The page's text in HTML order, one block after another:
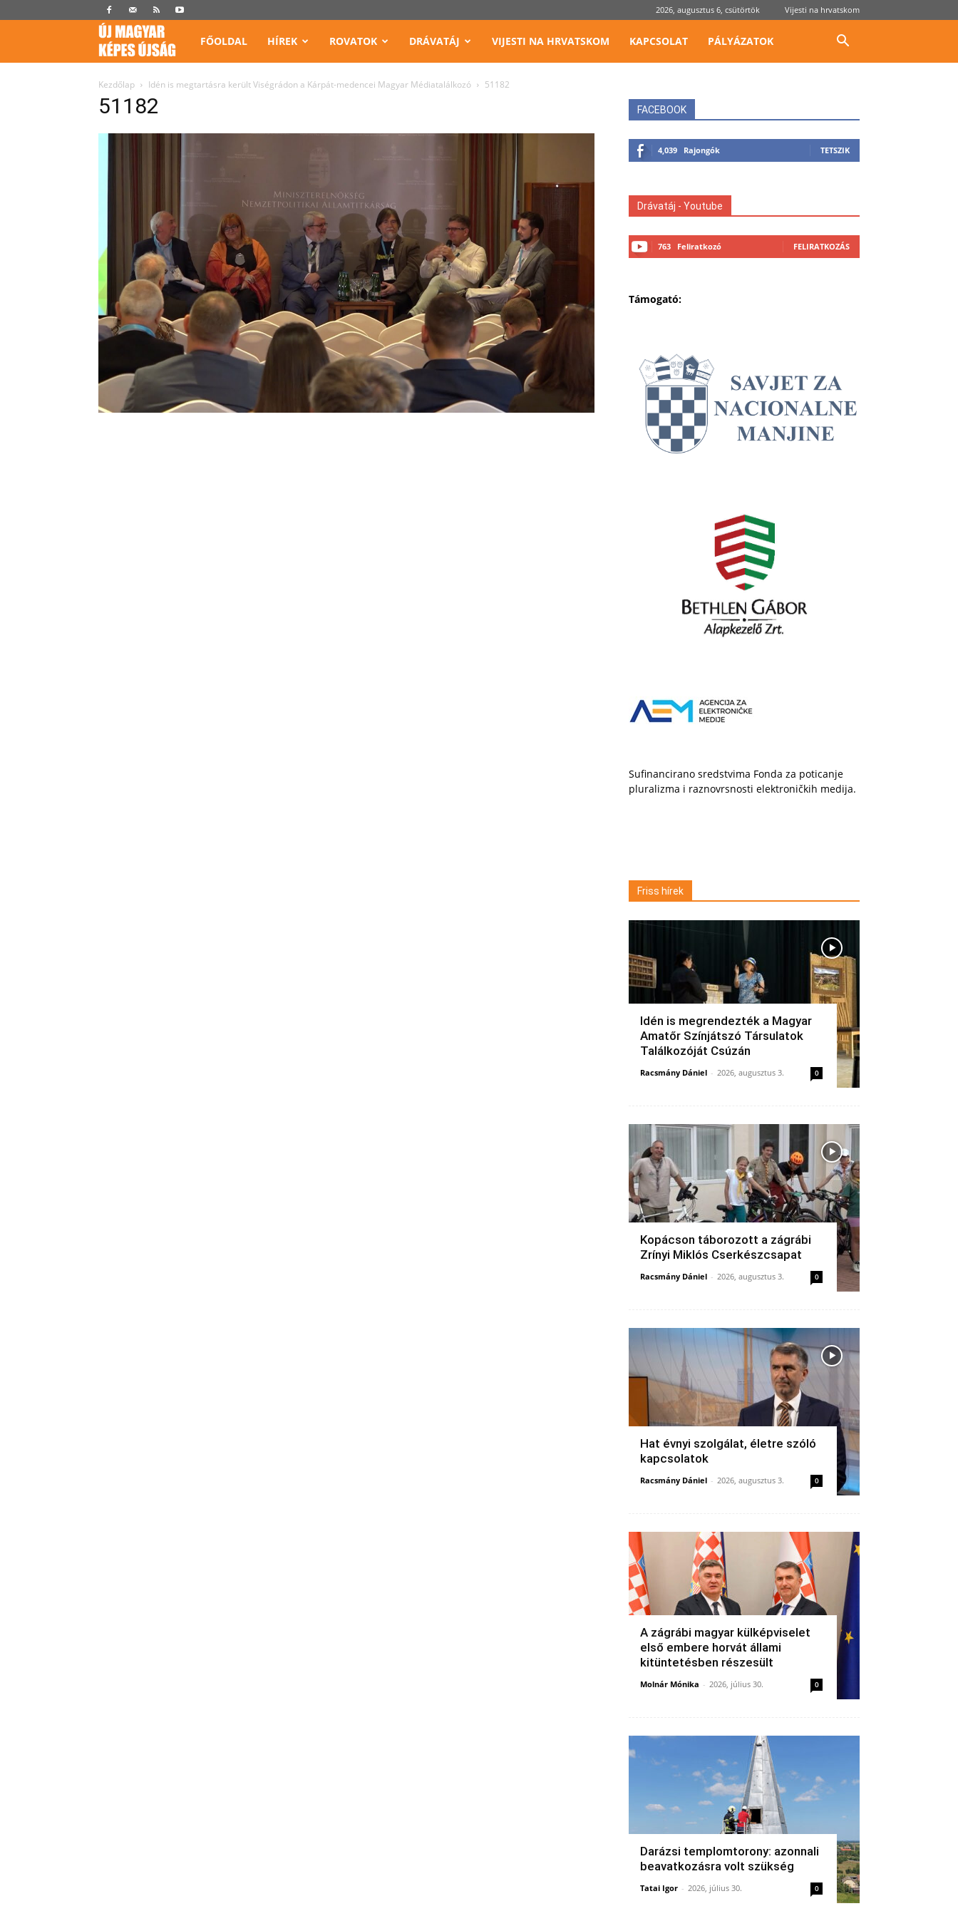
2026, augusztus 6, csütörtök Vijesti na hrvatskom
Képes
Újság
FŐOLDAL HÍREK ROVATOK DRÁVATÁJ VIJESTI NA HRVATSKOM KAPCSOLAT PÁLYÁZATOK
Kezdőlap Idén is megtartásra került Viségrádon a Kárpát-medencei Magyar Médiatalálkozó 51182
51182 FACEBOOK
4,039 Rajongók TETSZIK
Drávatáj - Youtube
763 Feliratkozó FELIRATKOZÁS
Támogató:
Sufinancirano sredstvima Fonda za poticanje
pluralizma i raznovrsnosti elektroničkih medija.
Friss hírek
Idén is megrendezték a Magyar
Amatőr Színjátszó Társulatok
Találkozóját Csúzán
Racsmány Dániel - 2026, augusztus 3. 0
Kopácson táborozott a zágrábi
Zrínyi Miklós Cserkészcsapat
Racsmány Dániel - 2026, augusztus 3. 0
Hat évnyi szolgálat, életre szóló
kapcsolatok
Racsmány Dániel - 2026, augusztus 3. 0
A zágrábi magyar külképviselet
első embere horvát állami
kitüntetésben részesült
Molnár Mónika - 2026, július 30. 0
Darázsi templomtorony: azonnali
beavatkozásra volt szükség
Tatai Igor - 2026, július 30. 0